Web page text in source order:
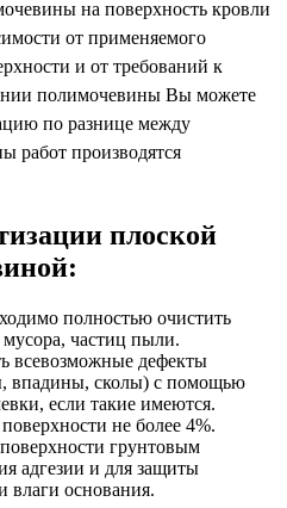
на поверхность кровли
от применяемого
и от требований к
полимочевины Вы можете
по разнице между
работ производятся
плоской
полностью очистить
частиц пыли.
всевозможные дефекты
впадины, сколы) с помощью
если такие имеются.
не более 4%.
грунтовым
адгезии и для защиты
влаги основания.